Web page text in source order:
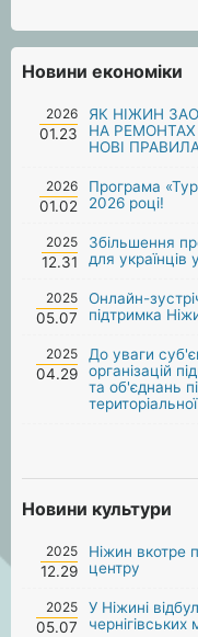
Новини економіки
2026
01.23
ЯК НІЖИН
НА
НОВІ
2026
01.02
Програма
2026 році!
2025
12.31
Збільшення
для українців
2025
05.07
Онлайн-
підтримка
2025
04.29
До уваги
організацій
та об'єднань
Новини культури
2025
12.29
Ніжин вкотре
центру
2025
05.07
У Ніжині
чернігівських